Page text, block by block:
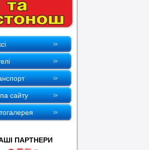
сайту
ПАРТНЕРИ